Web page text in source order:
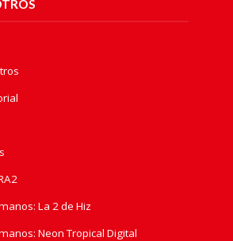
La 2 de Hiz
Neon Tropical Digital